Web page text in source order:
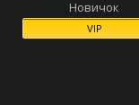
Новичок
VIP